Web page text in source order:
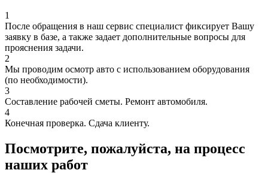
1
После обращения в наш сервис специалист фиксирует Вашу
заявку в базе, а также задает дополнительные вопросы для
прояснения задачи.
2
Мы проводим осмотр авто с использованием оборудования
(по необходимости).
3
Составление рабочей сметы. Ремонт автомобиля.
4
Конечная проверка. Сдача клиенту.
Посмотрите, пожалуйста, на процесс
наших работ